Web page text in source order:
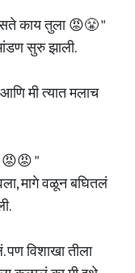
काय तुला 😡😤 "
सुरु झाली.
मी त्यात मलाच
😡😡 "
मागे वळून बघितलं
पण विशाखा तीला